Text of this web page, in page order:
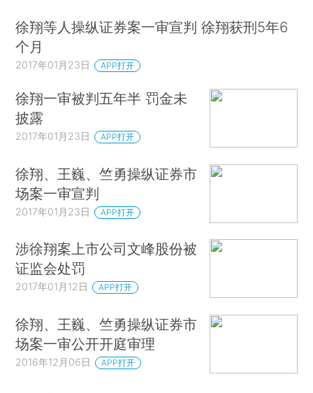
徐翔等人操纵证券案一审宣判 徐翔获刑5年6
个月
2017年01月23日 APP打开
徐翔一审被判五年半 罚金未
披露
2017年01月23日 APP打开
徐翔、王巍、竺勇操纵证券市
场案一审宣判
2017年01月23日 APP打开
涉徐翔案上市公司文峰股份被
证监会处罚
2017年01月12日 APP打开
徐翔、王巍、竺勇操纵证券市
场案一审公开开庭审理
2016年12月06日 APP打开